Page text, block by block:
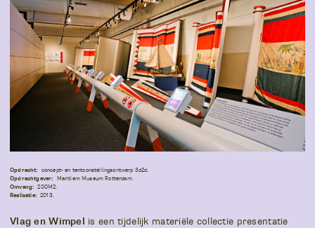
Opdracht:
concept- en tentoonstellingsontwerp 3d2d.
Opdrachtgever:
Maritiem Museum Rotterdam.
Omvang: 200M2.
Realisatie: 2013.
Vlag en Wimpel
is een tijdelijk materiële collectie presentatie